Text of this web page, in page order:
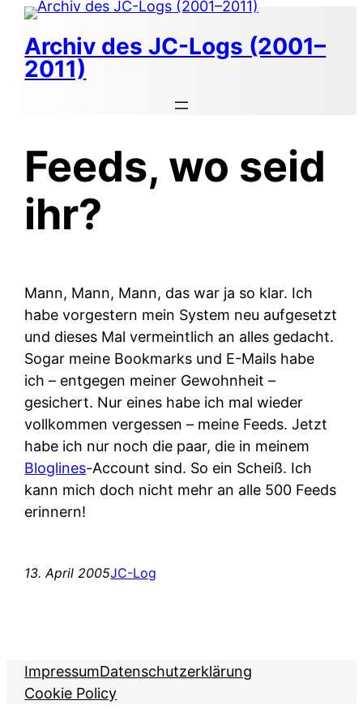
Zum
Inhalt
springen
Archiv des JC-Logs (2001–
2011)
Feeds, wo seid
ihr?
Mann, Mann, Mann, das war ja so klar. Ich
habe vorgestern mein System neu aufgesetzt
und dieses Mal vermeintlich an alles gedacht.
Sogar meine Bookmarks und E-Mails habe
ich – entgegen meiner Gewohnheit –
gesichert. Nur eines habe ich mal wieder
vollkommen vergessen – meine Feeds. Jetzt
habe ich nur noch die paar, die in meinem
Bloglines-Account sind. So ein Scheiß. Ich
kann mich doch nicht mehr an alle 500 Feeds
erinnern!
13. April 2005JC-Log
ImpressumDatenschutzerklärung
Cookie Policy